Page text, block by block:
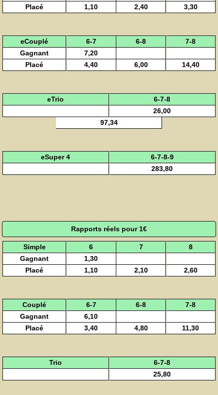
Placé
1,10 2,40 3,30
eCouplé 6-7 6-8
7-8
Gagnant
7,20
Placé
4,40 6,00 14,40
eTrio
6-7-8
26,00
97,34
eSuper 4
6-7-8-9
283,80
Rapports réels pour 1€
Simple 6 7
8
Gagnant
1,30
Placé
1,10 2,10 2,60
Couplé 6-7 6-8
7-8
Gagnant
6,10
Placé
3,40 4,80 11,30
Trio
6-7-8
25,80